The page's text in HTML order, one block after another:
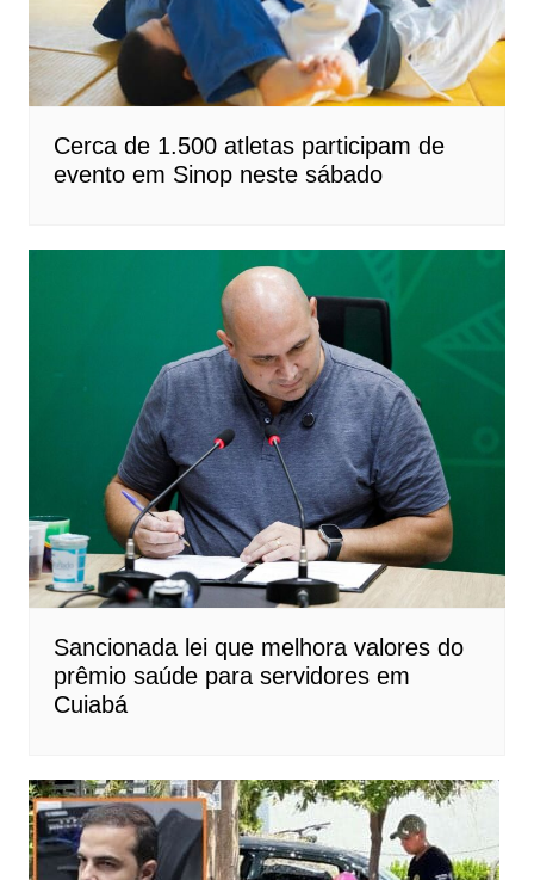
Cerca de 1.500 atletas participam de
evento em Sinop neste sábado
Sancionada lei que melhora valores do
prêmio saúde para servidores em
Cuiabá